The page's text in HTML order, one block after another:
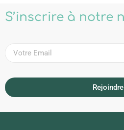
S’inscrire à notre